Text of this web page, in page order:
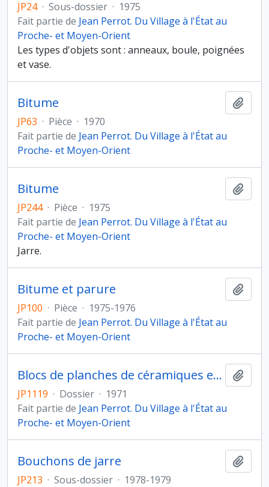
JP24 · Sous-dossier · 1975
Fait partie de Jean Perrot. Du Village à l'État au
Proche- et Moyen-Orient
Les types d'objets sont : anneaux, boule, poignées
et vase.
Bitume
JP63 · Pièce · 1970
Fait partie de Jean Perrot. Du Village à l'État au
Proche- et Moyen-Orient
Bitume
JP244 · Pièce · 1975
Fait partie de Jean Perrot. Du Village à l'État au
Proche- et Moyen-Orient
Jarre.
Bitume et parure
JP100 · Pièce · 1975-1976
Fait partie de Jean Perrot. Du Village à l'État au
Proche- et Moyen-Orient
Blocs de planches de céramiques et de relevés
JP1119 · Dossier · 1971
Fait partie de Jean Perrot. Du Village à l'État au
Proche- et Moyen-Orient
Bouchons de jarre
JP213 · Sous-dossier · 1978-1979